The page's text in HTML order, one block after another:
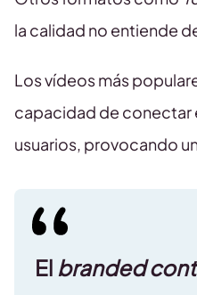
la calidad no entiende
Los vídeos más
capacidad de conectar
usuarios, provocando
El branded